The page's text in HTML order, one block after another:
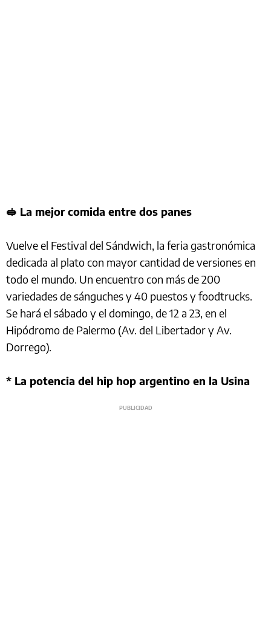
🥪 La mejor comida entre dos panes
Vuelve el Festival del Sándwich, la feria gastronómica
dedicada al plato con mayor cantidad de versiones en
todo el mundo. Un encuentro con más de 200
variedades de sánguches y 40 puestos y foodtrucks.
Se hará el sábado y el domingo, de 12 a 23, en el
Hipódromo de Palermo (Av. del Libertador y Av.
Dorrego).
* La potencia del hip hop argentino en la Usina